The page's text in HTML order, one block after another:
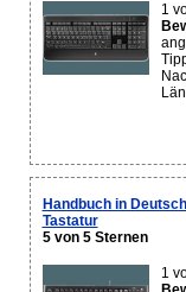
1
Handbuch in
Tastatur
5 von 5 Sternen
1